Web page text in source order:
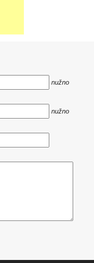
nužno
nužno